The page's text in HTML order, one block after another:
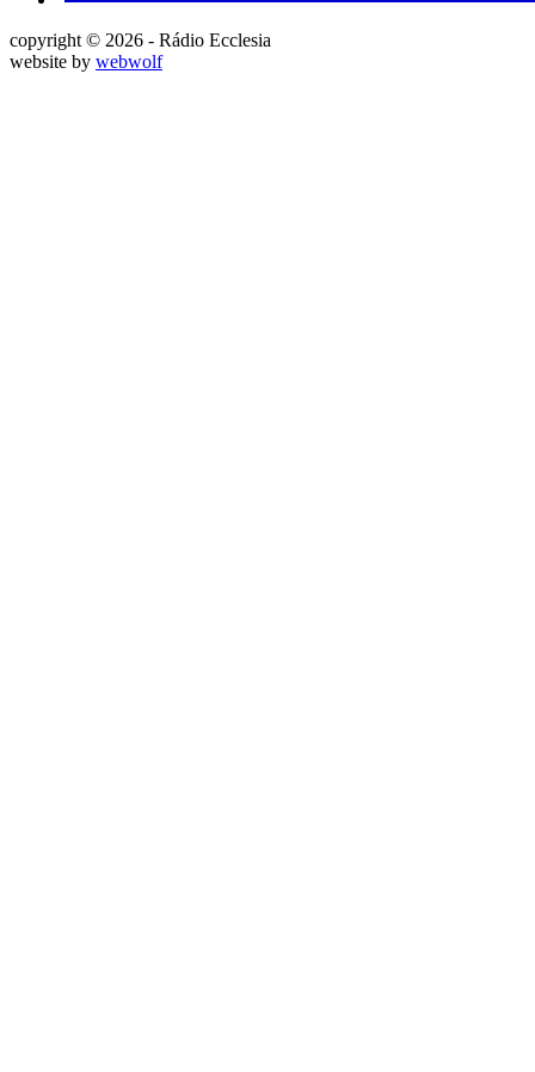
copyright © 2026 - Rádio Ecclesia
website by webwolf